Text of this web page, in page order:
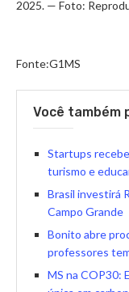
2025. — Foto:
Fonte:G1MS
Você também
Startups
turismo e
Brasil investirá
Campo Grande
Bonito abre
professores
MS na COP30: